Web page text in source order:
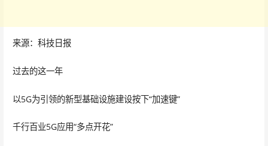
来源：科技日报
过去的这一年
以5G为引领的新型基础设施建设按下“加速键”
千行百业5G应用“多点开花”